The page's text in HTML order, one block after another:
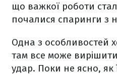
що важкої роботи
почалися спаринги з
Одна з особливостей
там все може
удар. Поки не ясно, як